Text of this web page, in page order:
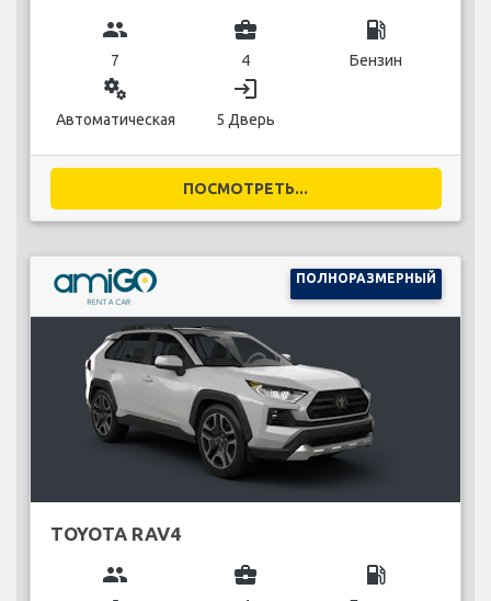
group
7
business_center
4
local_gas_station
Бензин
miscellaneous_services
Автоматическая
login
5 Дверь
ПОСМОТРЕТЬ...
ПОЛНОРАЗМЕРНЫЙ
TOYOTA RAV4
group business_center local_gas_station